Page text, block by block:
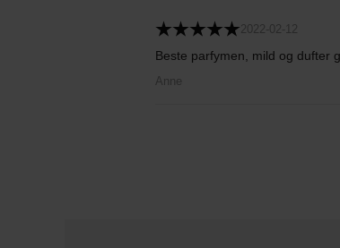
2022-02-12
Beste parfymen, mild og dufter
Anne